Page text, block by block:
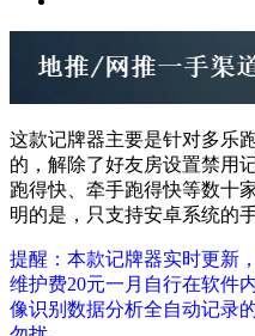
这款记牌器主要是针对多乐
的，解除了好友房设置禁用
跑得快、牵手跑得快等数十
明的是，只支持安卓系统的
提醒：本款记牌器实时更新
维护费20元一月自行在软件
像识别数据分析全自动记录